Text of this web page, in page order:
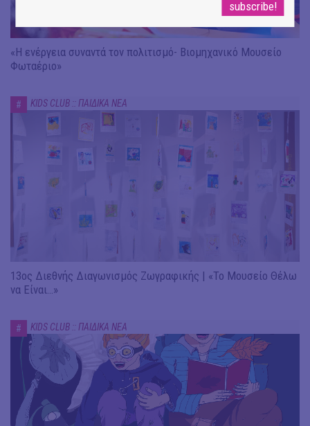
«Η ενέργεια συναντά τον πολιτισμό- Βιομηχανικό Μουσείο
Φωταέριο»
# KIDS CLUB :: ΠΑΙΔΙΚΑ ΝΕΑ
13ος Διεθνής Διαγωνισμός Ζωγραφικής | «Το Μουσείο Θέλω
να Είναι…»
# KIDS CLUB :: ΠΑΙΔΙΚΑ ΝΕΑ